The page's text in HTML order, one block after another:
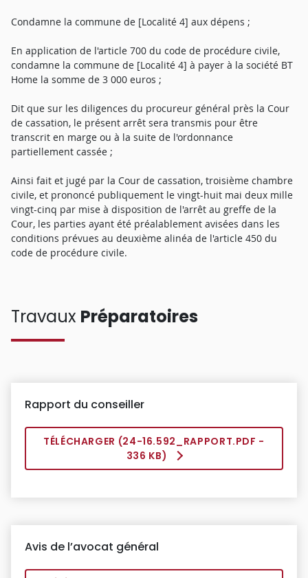
Condamne la commune de [Localité 4] aux dépens ;
En application de l'article 700 du code de procédure civile,
condamne la commune de [Localité 4] à payer à la société BT
Home la somme de 3 000 euros ;
Dit que sur les diligences du procureur général près la Cour
de cassation, le présent arrêt sera transmis pour être
transcrit en marge ou à la suite de l'ordonnance
partiellement cassée ;
Ainsi fait et jugé par la Cour de cassation, troisième chambre
civile, et prononcé publiquement le vingt-huit mai deux mille
vingt-cinq par mise à disposition de l'arrêt au greffe de la
Cour, les parties ayant été préalablement avisées dans les
conditions prévues au deuxième alinéa de l'article 450 du
code de procédure civile.
Travaux Préparatoires
Rapport du conseiller
TÉLÉCHARGER (24-16.592_RAPPORT.PDF -
336 KB)
Avis de l’avocat général